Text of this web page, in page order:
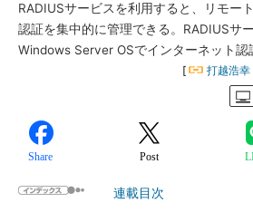
RADIUSサービスを利用すると、リモー
認証を集中的に管理できる。RADIUSサ
Windows Server OSでインターネット認
[ 打越浩幸
Share Post
連載目次